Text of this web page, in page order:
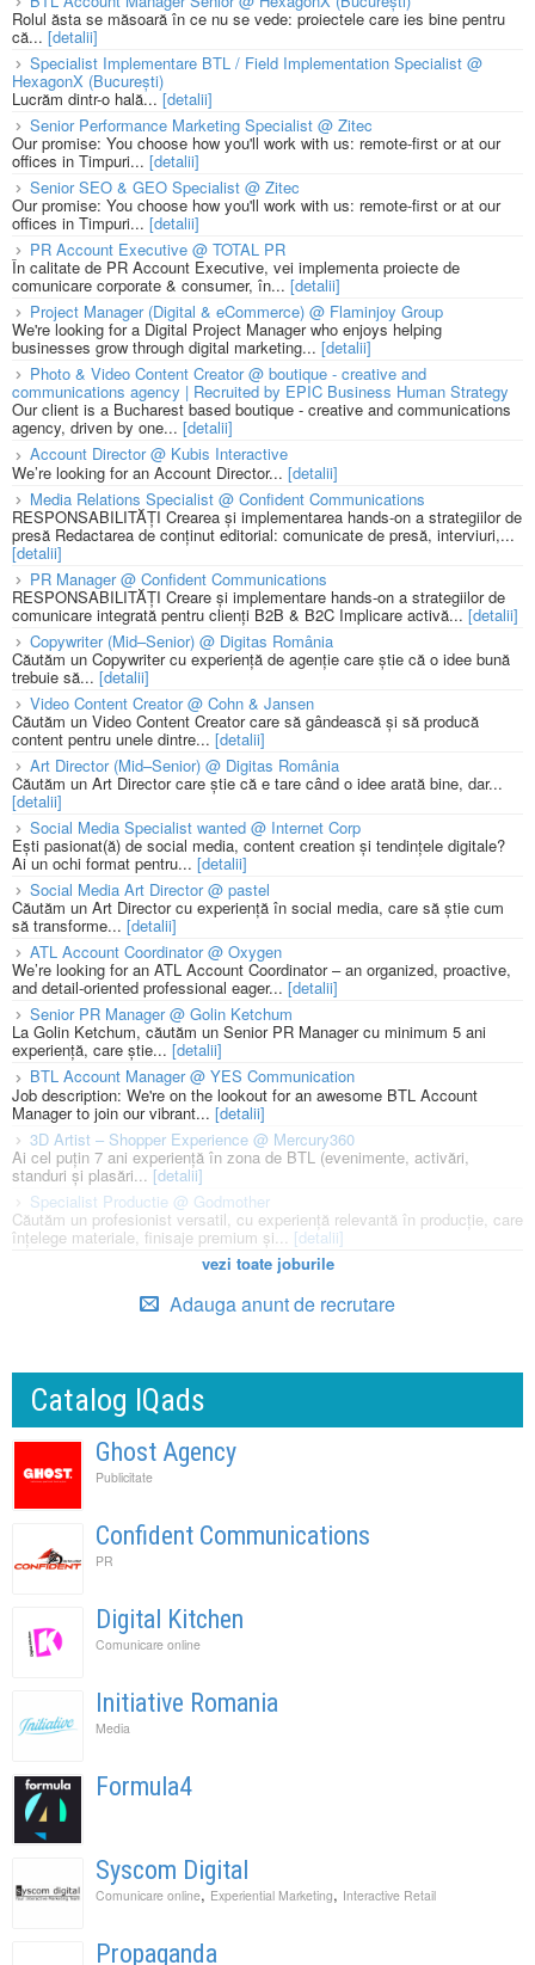
Rolul ăsta se măsoară în ce nu se vede: proiectele care ies bine pentru
că... [detalii]
Specialist Implementare BTL / Field Implementation Specialist @
HexagonX (București)
Lucrăm dintr-o hală...[detalii]
Senior Performance Marketing Specialist @ Zitec
Our promise: You choose how you'll work with us: remote-first or at our
offices in Timpuri... [detalii]
Senior SEO & GEO Specialist @ Zitec
Our promise: You choose how you'll work with us: remote-first or at our
offices in Timpuri... [detalii]
PR Account Executive @ TOTAL PR
În calitate de PR Account Executive, vei implementa proiecte de
comunicare corporate & consumer, în... [detalii]
Project Manager (Digital & eCommerce) @ Flaminjoy Group
We're looking for a Digital Project Manager who enjoys helping
businesses grow through digital marketing... [detalii]
Photo & Video Content Creator @ boutique - creative and
communications agency | Recruited by EPIC Business Human Strategy
Our client is a Bucharest based boutique - creative and communications
agency, driven by one... [detalii]
Account Director @ Kubis Interactive
We’re looking for an Account Director... [detalii]
Media Relations Specialist @ Confident Communications
RESPONSABILITĂȚI Crearea și implementarea hands-on a strategiilor de
presă Redactarea de conținut editorial: comunicate de presă, interviuri,...
[detalii]
PR Manager @ Confident Communications
RESPONSABILITĂȚI Creare și implementare hands-on a strategiilor de
comunicare integrată pentru clienți B2B & B2C Implicare activă... [detalii]
Copywriter (Mid–Senior) @ Digitas România
Căutăm un Copywriter cu experiență de agenție care știe că o idee bună
trebuie să... [detalii]
Video Content Creator @ Cohn & Jansen
Căutăm un Video Content Creator care să gândească și să producă
content pentru unele dintre... [detalii]
Art Director (Mid–Senior) @ Digitas România
Căutăm un Art Director care știe că e tare când o idee arată bine, dar...
[detalii]
Social Media Specialist wanted @ Internet Corp
Ești pasionat(ă) de social media, content creation și tendințele digitale?
Ai un ochi format pentru... [detalii]
Social Media Art Director @ pastel
Căutăm un Art Director cu experiență în social media, care să știe cum
să transforme... [detalii]
ATL Account Coordinator @ Oxygen
We’re looking for an ATL Account Coordinator – an organized, proactive,
and detail-oriented professional eager... [detalii]
Senior PR Manager @ Golin Ketchum
La Golin Ketchum, căutăm un Senior PR Manager cu minimum 5 ani
experiență, care știe... [detalii]
BTL Account Manager @ YES Communication
Job description: We're on the lookout for an awesome BTL Account
Manager to join our vibrant... [detalii]
3D Artist – Shopper Experience @ Mercury360
Ai cel puțin 7 ani experiență în zona de BTL (evenimente, activări,
standuri și plasări...[detalii]
Specialist Productie @ Godmother
Căutăm un profesionist versatil, cu experiență relevantă în producție, care
înțelege materiale, finisaje premium și... [detalii]
vezi toate joburile
Adauga anunt de recrutare
Catalog IQads
Ghost Agency
Publicitate
Confident Communications
PR
Digital Kitchen
Comunicare online
Initiative Romania
Media
Formula4
Syscom Digital
Comunicare online, Experiential Marketing, Interactive Retail
Propaganda